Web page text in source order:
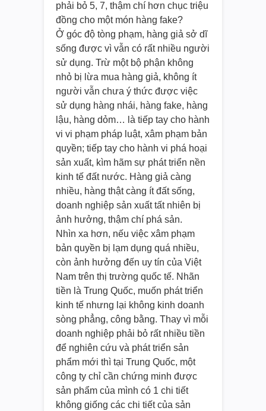
phải bỏ 5, 7, thậm chí hơn chục triệu
đồng cho một món hàng fake?
Ở góc độ tòng phạm, hàng giả sở dĩ
sống được vì vẫn có rất nhiều người
sử dụng. Trừ một bộ phận không
nhỏ bị lừa mua hàng giả, không ít
người vẫn chưa ý thức được việc
sử dụng hàng nhái, hàng fake, hàng
lậu, hàng dỏm… là tiếp tay cho hành
vi vi phạm pháp luật, xâm phạm bản
quyền; tiếp tay cho hành vi phá hoại
sản xuất, kìm hãm sự phát triển nền
kinh tế đất nước. Hàng giả càng
nhiều, hàng thật càng ít đất sống,
doanh nghiệp sản xuất tất nhiên bị
ảnh hưởng, thậm chí phá sản.
Nhìn xa hơn, nếu việc xâm phạm
bản quyền bị lạm dụng quá nhiều,
còn ảnh hưởng đến uy tín của Việt
Nam trên thị trường quốc tế. Nhãn
tiền là Trung Quốc, muốn phát triển
kinh tế nhưng lại không kinh doanh
sòng phẳng, công bằng. Thay vì mỗi
doanh nghiệp phải bỏ rất nhiều tiền
để nghiên cứu và phát triển sản
phẩm mới thì tại Trung Quốc, một
công ty chỉ cần chứng minh được
sản phẩm của mình có 1 chi tiết
không giống các chi tiết của sản